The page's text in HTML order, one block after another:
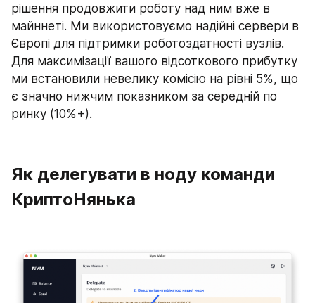
рішення продовжити роботу над ним вже в
майннеті. Ми використовуємо надійні сервери в
Європі для підтримки роботоздатності вузлів.
Для максимізації вашого відсоткового прибутку
ми встановили невелику комісію на рівні 5%, що
є значно нижчим показником за середній по
ринку (10%+).
Як делегувати в ноду команди
КриптоНянька